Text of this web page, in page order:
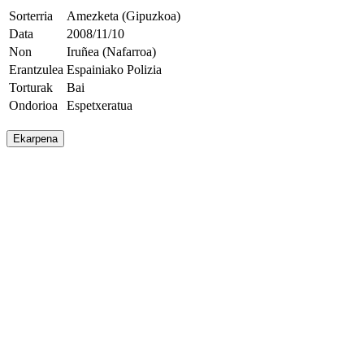
Sorterria
Amezketa (Gipuzkoa)
Data
2008/11/10
Non
Iruñea (Nafarroa)
Erantzulea Espainiako Polizia
Torturak
Bai
Ondorioa
Espetxeratua